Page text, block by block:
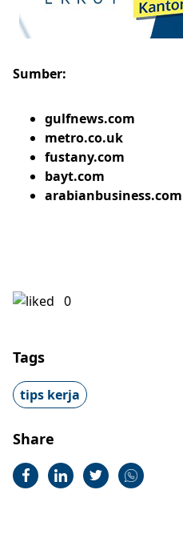
Sumber:
gulfnews.com
metro.co.uk
fustany.com
bayt.com
arabianbusiness.com
0
Tags
tips kerja
Share